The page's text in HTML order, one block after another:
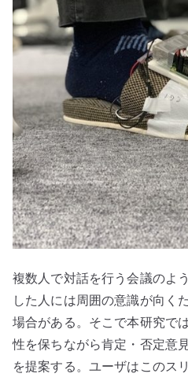
複数人で対話を行う会議のよ
した人には周囲の意識が向く
場合がある。そこで本研究で
性を保ちながら肯定・否定意
を提案する。ユーザはこのス